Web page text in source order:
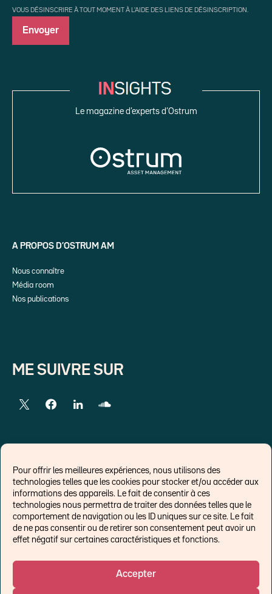
Pour offrir les meilleures expériences, nous utilisons des
technologies telles que les cookies pour stocker et/ou accéder aux
informations des appareils. Le fait de consentir à ces
technologies nous permettra de traiter des données telles que le
comportement de navigation ou les ID uniques sur ce site. Le fait
de ne pas consentir ou de retirer son consentement peut avoir un
effet négatif sur certaines caractéristiques et fonctions.
Accepter
VOUS DÉSINSCRIRE À TOUT MOMENT À L'AIDE DES LIENS DE DÉSINSCRIPTION.
Le magazine d’experts d’Ostrum
A PROPOS D’OSTRUM AM
Nous connaître
Média room
Nos publications
ME SUIVRE SUR
LIENS EXTERNES
Chroniques pour Forbes
Economistes
Think tank
Politique de cookies (UE)